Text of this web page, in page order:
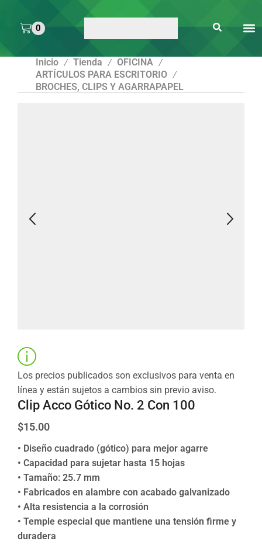
0
Inicio / Tienda / OFICINA /
ARTÍCULOS PARA ESCRITORIO /
BROCHES, CLIPS Y AGARRAPAPEL
Los precios publicados son exclusivos para venta en
línea y están sujetos a cambios sin previo aviso.
Clip Acco Gótico No. 2 Con 100
$15.00
• Diseño cuadrado (gótico) para mejor agarre
• Capacidad para sujetar hasta 15 hojas
• Tamaño: 25.7 mm
• Fabricados en alambre con acabado galvanizado
• Alta resistencia a la corrosión
• Temple especial que mantiene una tensión firme y
duradera